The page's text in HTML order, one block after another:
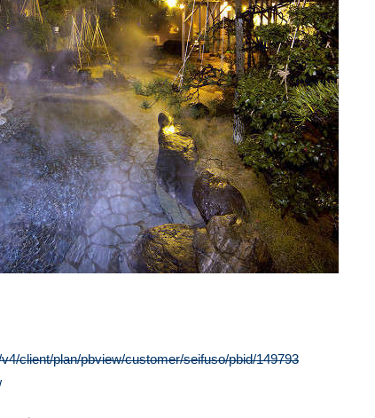
client/plan/pbview/customer/seifuso/pbid/149793